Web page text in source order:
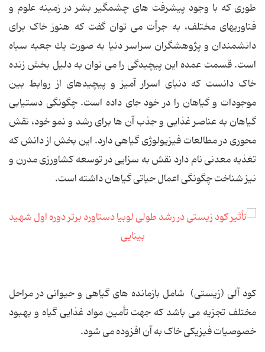
طوری که با وجود پیشرفت های چشمگیر بشر در زمینه علوم و
فناوریهای مختلف، به جرأت می توان گفت که هنوز خاک برای
دانشمندان و پژوهشگران سراسر دنیا به صورت یك جعبه سیاه
است. قسمت عمده این پیچیدگی را می توان به دلیل بخش زنده
خاک دانست که دنیای اسرار آمیز و پیچیدهای از روابط بین
موجودات و گیاهان را در خود جای داده است. چگونگی دستیابی
گیاهان به عناصر غذایی و جذب آن ها برای رشد و نمو خود، نقش
محوری در مطالعات فیزیولوژی گیاهی دارد. این بخش از دانش که
تغذیه معدنی نام دارد نقش به سزایی در توسعه کشاورزی مدرن و
نیز شناخت چگونگی اعمال حیاتی گیاهان داشته است.
كود آلی (زیستی) شامل بازمانده های گیاهی و حیوانی در مراحل
مختلف تجزیه می باشد که جهت تأمین مواد غذایی گیاه و بهبود
خصوصیات فیزیکی خاک به آن افزوده می شود.